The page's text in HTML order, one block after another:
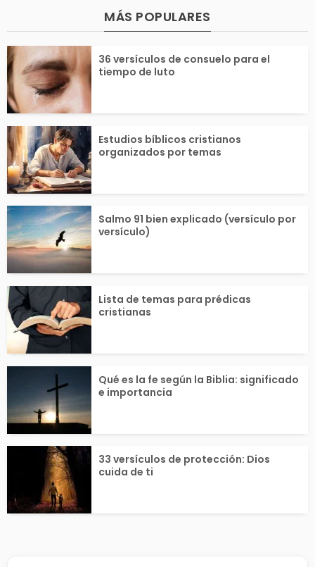
y le preguntó a J
cómo lograrla. J
ábola, se
corazón del ser
MÁS POPULARES
36 versículos de consuelo para el
tiempo de luto
Estudios bíblicos cristianos
organizados por temas
Salmo 91 bien explicado (versículo por
versículo)
Lista de temas para prédicas
cristianas
Qué es la fe según la Biblia: significado
e importancia
33 versículos de protección: Dios
cuida de ti